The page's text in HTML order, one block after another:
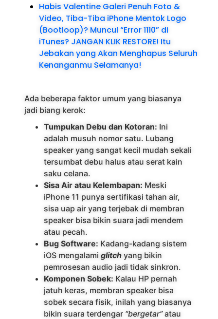
Habis Valentine Galeri Penuh Foto &
Video, Tiba-Tiba iPhone Mentok Logo
(Bootloop)? Muncul “Error 1110” di
iTunes? JANGAN KLIK RESTORE! Itu
Jebakan yang Akan Menghapus Seluruh
Kenanganmu Selamanya!
Ada beberapa faktor umum yang biasanya
jadi biang kerok:
Tumpukan Debu dan Kotoran: Ini
adalah musuh nomor satu. Lubang
speaker yang sangat kecil mudah sekali
tersumbat debu halus atau serat kain
saku celana.
Sisa Air atau Kelembapan: Meski
iPhone 11 punya sertifikasi tahan air,
sisa uap air yang terjebak di membran
speaker bisa bikin suara jadi mendem
atau pecah.
Bug Software: Kadang-kadang sistem
iOS mengalami glitch yang bikin
pemrosesan audio jadi tidak sinkron.
Komponen Sobek: Kalau HP pernah
jatuh keras, membran speaker bisa
sobek secara fisik, inilah yang biasanya
bikin suara terdengar “bergetar”atau